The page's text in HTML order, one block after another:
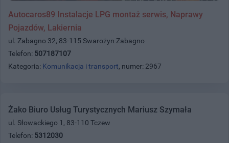
Autocaros89 Instalacje LPG montaż serwis, Naprawy
Pojazdów, Lakiernia
ul. Zabagno 32, 83-115 Swarożyn Zabagno
Telefon: 507187107
Kategoria: Komunikacja i transport, numer: 2967
Żako Biuro Usług Turystycznych Mariusz Szymała
ul. Słowackiego 1, 83-110 Tczew
Telefon: 5312030